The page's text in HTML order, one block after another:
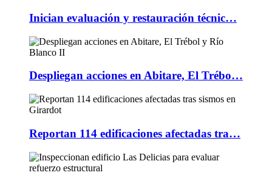
Inician evaluación y restauración técnic…
Despliegan acciones en Abitare, El Trébo…
Reportan 114 edificaciones afectadas tra…